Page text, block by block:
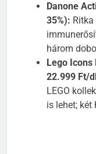
Danone
35%):
három
Lego
22.999 Ft/
LEGO
is lehet; két